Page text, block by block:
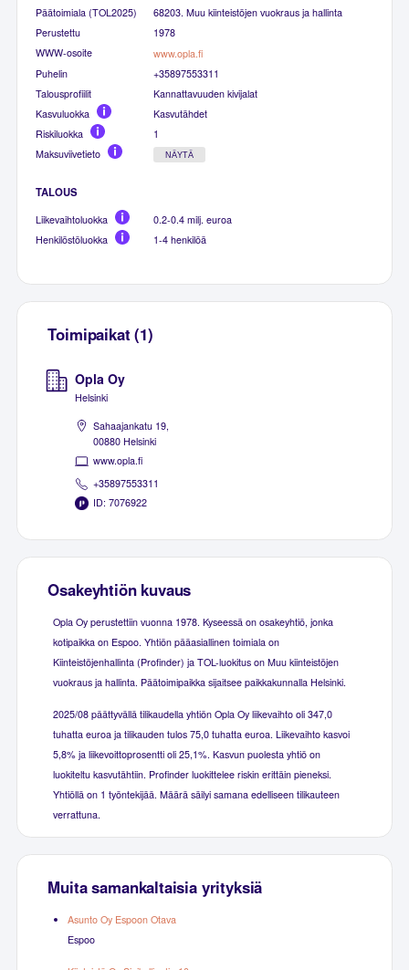
Päätoimiala (TOL2025)
68203. Muu kiinteistöjen vuokraus ja hallinta
Perustettu
1978
WWW-osoite
www.opla.fi
Puhelin
+35897553311
Talousprofiilit
Kannattavuuden kivijalat
Kasvuluokka
Kasvutähdet
Riskiluokka
1
Maksuviivetieto
NÄYTÄ
TALOUS
Liikevaihtoluokka
0.2-0.4 milj. euroa
Henkilöstöluokka
1-4 henkilöä
Toimipaikat (1)
Opla Oy
Helsinki
Sahaajankatu 19,
00880 Helsinki
www.opla.fi
+35897553311
ID: 7076922
Osakeyhtiön kuvaus
Opla Oy perustettiin vuonna 1978. Kyseessä on osakeyhtiö, jonka
kotipaikka on Espoo. Yhtiön pääasiallinen toimiala on
Kiinteistöjenhallinta (Profinder) ja TOL-luokitus on Muu kiinteistöjen
vuokraus ja hallinta. Päätoimipaikka sijaitsee paikkakunnalla Helsinki.
2025/08 päättyvällä tilikaudella yhtiön Opla Oy liikevaihto oli 347,0
tuhatta euroa ja tilikauden tulos 75,0 tuhatta euroa. Liikevaihto kasvoi
5,8% ja liikevoittoprosentti oli 25,1%. Kasvun puolesta yhtiö on
luokiteltu kasvutähtiin. Profinder luokittelee riskin erittäin pieneksi.
Yhtiöllä on 1 työntekijää. Määrä säilyi samana edelliseen tilikauteen
verrattuna.
Muita samankaltaisia yrityksiä
Asunto Oy Espoon Otava
Espoo